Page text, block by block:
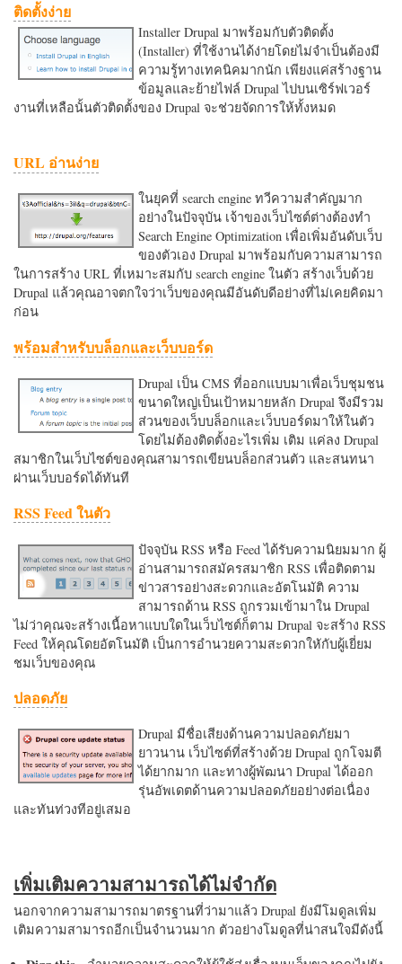
ติดตั้งง่าย
Installer Drupal มาพร้อมกับตัวติดตั้ง
(Installer) ที่ใช้งานได้ง่ายโดยไม่จำเป็นต้องมี
ความรู้ทางเทคนิคมากนัก เพียงแค่สร้างฐาน
ข้อมูลและย้ายไฟล์ Drupal ไปบนเซิร์ฟเวอร์
งานที่เหลือนั้นตัวติดตั้งของ Drupal จะช่วยจัดการให้ทั้งหมด
URL อ่านง่าย
ในยุคที่ search engine ทวีความสำคัญมาก
อย่างในปัจจุบัน เจ้าของเว็บไซต์ต่างต้องทำ
Search Engine Optimization เพื่อเพิ่มอันดับเว็บ
ของตัวเอง Drupal มาพร้อมกับความสามารถ
ในการสร้าง URL ที่เหมาะสมกับ search engine ในตัว สร้างเว็บด้วย
Drupal แล้วคุณอาจตกใจว่าเว็บของคุณมีอันดับดีอย่างที่ไม่เคยคิดมา
ก่อน
พร้อมสำหรับบล็อกและเว็บบอร์ด
Drupal เป็น CMS ที่ออกแบบมาเพื่อเว็บชุมชน
ขนาดใหญ่เป็นเป้าหมายหลัก Drupal จึงมีรวม
ส่วนของเว็บบล็อกและเว็บบอร์ดมาให้ในตัว
โดยไม่ต้องติดตั้งอะไรเพิ่ม เติม แค่ลง Drupal
สมาชิกในเว็บไซต์ของคุณสามารถเขียนบล็อกส่วนตัว และสนทนา
ผ่านเว็บบอร์ดได้ทันที
RSS Feed ในตัว
ปัจจุบัน RSS หรือ Feed ได้รับความนิยมมาก ผู้
อ่านสามารถสมัครสมาชิก RSS เพื่อติดตาม
ข่าวสารอย่างสะดวกและอัตโนมัติ ความ
สามารถด้าน RSS ถูกรวมเข้ามาใน Drupal
ไม่ว่าคุณจะสร้างเนื้อหาแบบใดในเว็บไซต์ก็ตาม Drupal จะสร้าง RSS
Feed ให้คุณโดยอัตโนมัติ เป็นการอำนวยความสะดวกใหักับผู้เยี่ยม
ชมเว็บของคุณ
ปลอดภัย
Drupal มีชื่อเสียงด้านความปลอดภัยมา
ยาวนาน เว็บไซต์ที่สร้างด้วย Drupal ถูกโจมตี
ได้ยากมาก และทางผู้พัฒนา Drupal ได้ออก
รุ่นอัพเดตด้านความปลอดภัยอย่างต่อเนื่อง
และทันท่วงทีอยู่เสมอ
เพิ่มเติมความสามารถได้ไม่จำกัด
นอกจากความสามารถมาตรฐานที่ว่ามาแล้ว Drupal ยังมีโมดูลเพิ่ม
เติมความสามารถอีกเป็นจำนวนมาก ตัวอย่างโมดูลที่น่าสนใจมีดังนี้